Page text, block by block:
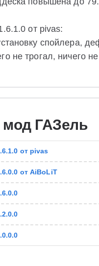
от pivas:
спойлера,
не трогал, ничего
мод ГАЗель
от pivas
от AiBoLiT